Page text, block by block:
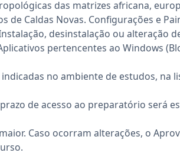
das matrizes africana,
Caldas Novas. Configurações e
desinstalação ou alteração
pertencentes ao Windows
no ambiente de estudos, na
de acesso ao preparatório será
Caso ocorram alterações, o